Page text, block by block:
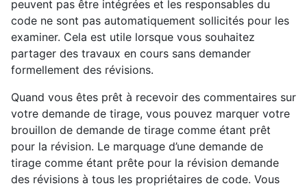
peuvent pas être intégrées et les responsables du
code ne sont pas automatiquement sollicités pour les
examiner. Cela est utile lorsque vous souhaitez
partager des travaux en cours sans demander
formellement des révisions.
Quand vous êtes prêt à recevoir des commentaires sur
votre demande de tirage, vous pouvez marquer votre
brouillon de demande de tirage comme étant prêt
pour la révision. Le marquage d’une demande de
tirage comme étant prête pour la révision demande
des révisions à tous les propriétaires de code. Vous